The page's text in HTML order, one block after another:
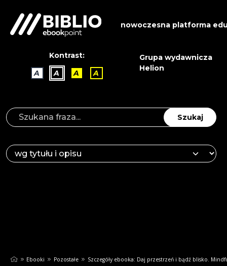
nowoczesna platforma
Kontrast:
A
A A A
Grupa wydawnicza
Helion
Szukaj
Ebooki Pozostałe Szczegóły ebooka: Daj przestrzeń i bądź blisko.